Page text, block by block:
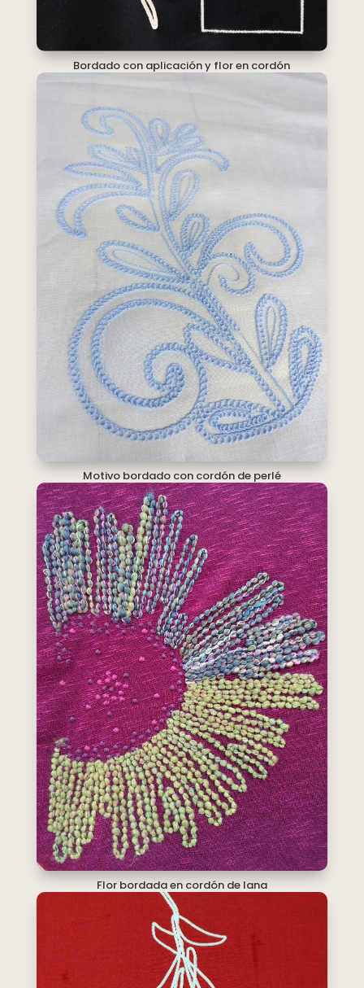
Bordado con aplicación y flor en cordón
Motivo bordado con cordón de perlé
Flor bordada en cordón de lana